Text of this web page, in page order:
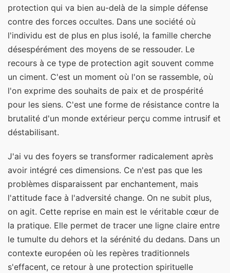
protection qui va bien au-delà de la simple défense
contre des forces occultes. Dans une société où
l'individu est de plus en plus isolé, la famille cherche
désespérément des moyens de se ressouder. Le
recours à ce type de protection agit souvent comme
un ciment. C'est un moment où l'on se rassemble, où
l'on exprime des souhaits de paix et de prospérité
pour les siens. C'est une forme de résistance contre la
brutalité d'un monde extérieur perçu comme intrusif et
déstabilisant.
J'ai vu des foyers se transformer radicalement après
avoir intégré ces dimensions. Ce n'est pas que les
problèmes disparaissent par enchantement, mais
l'attitude face à l'adversité change. On ne subit plus,
on agit. Cette reprise en main est le véritable cœur de
la pratique. Elle permet de tracer une ligne claire entre
le tumulte du dehors et la sérénité du dedans. Dans un
contexte européen où les repères traditionnels
s'effacent, ce retour à une protection spirituelle